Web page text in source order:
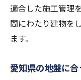
適合した施工管理
間にわたり建物を
ます。
愛知県の地盤に